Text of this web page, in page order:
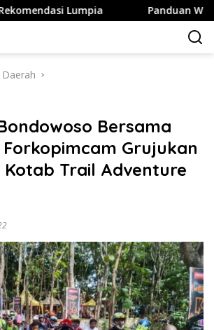
Panduan Wisata Keluarga
Daerah
Bersama
Grujukan
Kotab Trail Adventure